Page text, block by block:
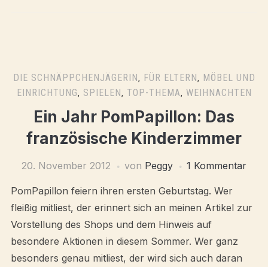
DIE SCHNÄPPCHENJÄGERIN, FÜR ELTERN, MÖBEL UND
EINRICHTUNG, SPIELEN, TOP-THEMA, WEIHNACHTEN
Ein Jahr PomPapillon: Das
französische Kinderzimmer
20. November 2012 von Peggy 1 Kommentar
PomPapillon feiern ihren ersten Geburtstag. Wer
fleißig mitliest, der erinnert sich an meinen Artikel zur
Vorstellung des Shops und dem Hinweis auf
besondere Aktionen in diesem Sommer. Wer ganz
besonders genau mitliest, der wird sich auch daran